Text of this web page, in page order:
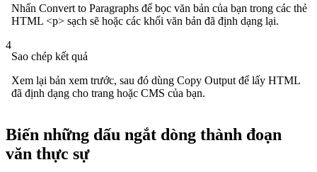
Nhấn Convert to Paragraphs để bọc văn bản của bạn trong các thẻ
HTML <p> sạch sẽ hoặc các khối văn bản đã định dạng lại.
4
Sao chép kết quả
Xem lại bản xem trước, sau đó dùng Copy Output để lấy HTML
đã định dạng cho trang hoặc CMS của bạn.
Biến những dấu ngắt dòng thành đoạn
văn thực sự